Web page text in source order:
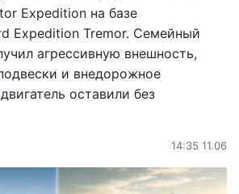
Expedition на базе
Expedition Tremor. Семейный
агрессивную внешность,
и внедорожное
оставили без
14:35 11.06